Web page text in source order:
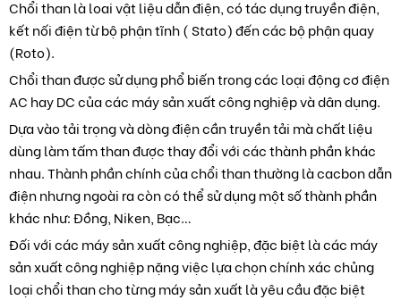
Chổi than là loai vật liệu dẫn điện, có tác dụng truyền điện,
kết nối điện từ bộ phận tĩnh ( Stato) đến các bộ phận quay
(Roto).
Chổi than được sử dụng phổ biến trong các loại động cơ điện
AC hay DC của các máy sản xuất công nghiệp và dân dụng.
Dựa vào tải trọng và dòng điện cần truyền tải mà chất liệu
dùng làm tấm than được thay đổi với các thành phần khác
nhau. Thành phần chính của chổi than thường là cacbon dẫn
điện nhưng ngoài ra còn có thể sử dụng một số thành phần
khác như: Đồng, Niken, Bạc…
Đối với các máy sản xuất công nghiệp, đặc biệt là các máy
sản xuất công nghiệp nặng việc lựa chọn chính xác chủng
loại chổi than cho từng máy sản xuất là yêu cầu đặc biệt